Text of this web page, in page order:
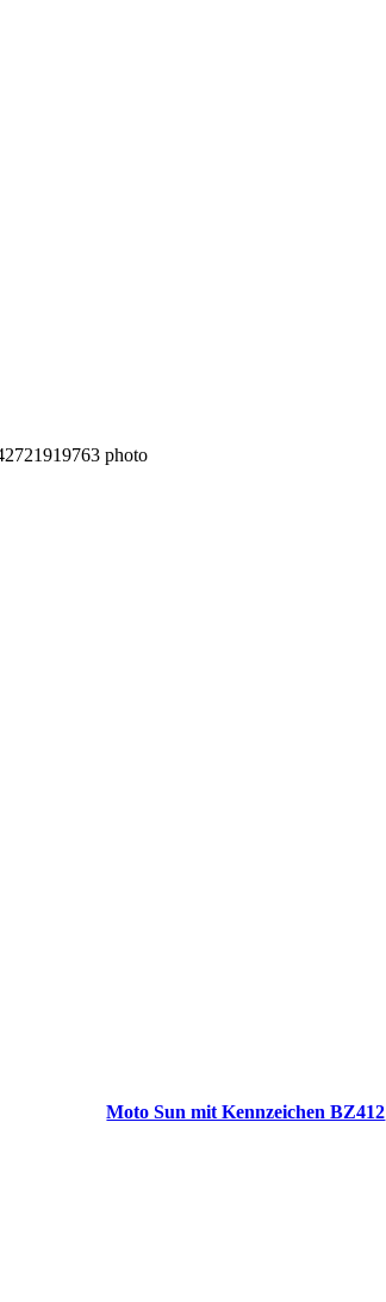
Moto Sun mit Kennzeichen BZ412